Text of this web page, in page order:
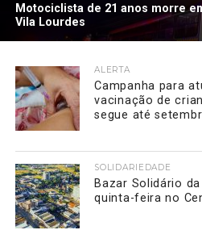
Motociclista de 21 anos morre
Vila Lourdes
ALERTA
Campanha para
vacinação de
segue até
SOLIDARIEDADE
Bazar Solidário
quinta-feira no